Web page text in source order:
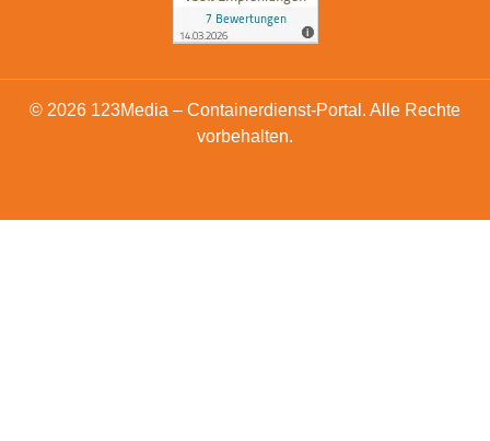
© 2026 123Media – Containerdienst-Portal. Alle Rechte
vorbehalten.